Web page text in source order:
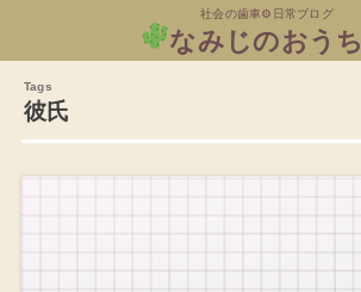
社会の歯車⚙日常ブログ
なみじのおうち
彼氏